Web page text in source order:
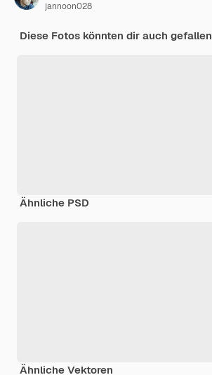
jannoon028
Diese Fotos könnten dir auch gefallen
Ähnliche PSD
Ähnliche Vektoren